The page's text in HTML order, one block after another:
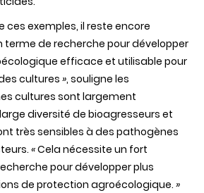
ces exemples, il reste encore
terme de recherche pour développer
efficace et utilisable pour
cultures», souligne les
cultures sont largement
diversité de bioagresseurs et
très sensibles à des pathogènes
«Cela nécessite un fort
pour développer plus
de protection agroécologique. »